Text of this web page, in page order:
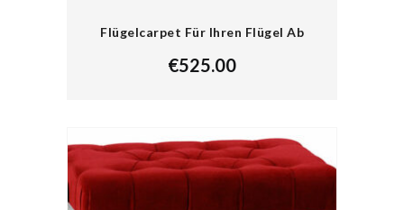
Flügelcarpet Für Ihren Flügel Ab
€525.00